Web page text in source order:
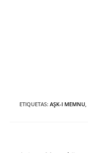
ETIQUETAS: AŞK-I MEMNU,